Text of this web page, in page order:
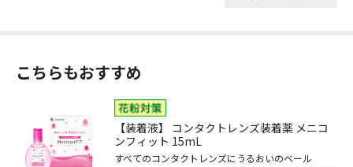
こちらもおすすめ
【装着液】 コンタクトレンズ装着薬 メニコ
ンフィット 15mL
すべてのコンタクトレンズにうるおいのベール